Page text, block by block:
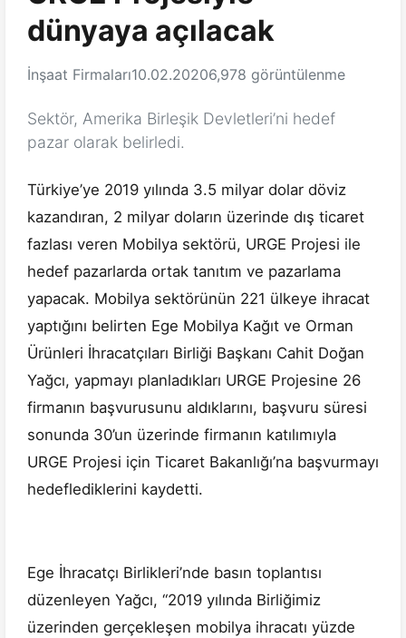
dünyaya açılacak
İnşaat Firmaları10.02.20206,978 görüntülenme
Sektör, Amerika Birleşik Devletleri’ni hedef
pazar olarak belirledi.
Türkiye’ye 2019 yılında 3.5 milyar dolar döviz
kazandıran, 2 milyar doların üzerinde dış ticaret
fazlası veren Mobilya sektörü, URGE Projesi ile
hedef pazarlarda ortak tanıtım ve pazarlama
yapacak. Mobilya sektörünün 221 ülkeye ihracat
yaptığını belirten Ege Mobilya Kağıt ve Orman
Ürünleri İhracatçıları Birliği Başkanı Cahit Doğan
Yağcı, yapmayı planladıkları URGE Projesine 26
firmanın başvurusunu aldıklarını, başvuru süresi
sonunda 30’un üzerinde firmanın katılımıyla
URGE Projesi için Ticaret Bakanlığı’na başvurmayı
hedeflediklerini kaydetti.
Ege İhracatçı Birlikleri’nde basın toplantısı
düzenleyen Yağcı, “2019 yılında Birliğimiz
üzerinden gerçekleşen mobilya ihracatı yüzde